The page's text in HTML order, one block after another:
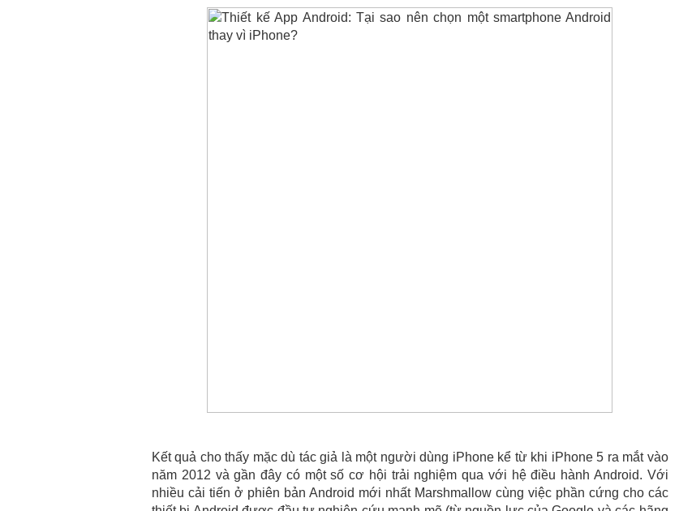
Kết quả cho thấy mặc dù tác giả là một người dùng iPhone kể từ khi iPhone 5 ra mắt vào
năm 2012 và gần đây có một số cơ hội trải nghiệm qua với hệ điều hành Android. Với
nhiều cải tiến ở phiên bản Android mới nhất Marshmallow cùng việc phần cứng cho các